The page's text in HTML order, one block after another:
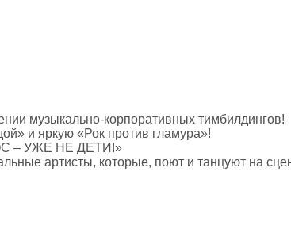
музыкально-корпоративных тимбилдингов!
и яркую «Рок против гламура»!
– УЖЕ НЕ ДЕТИ!»
артисты, которые, поют и танцуют на